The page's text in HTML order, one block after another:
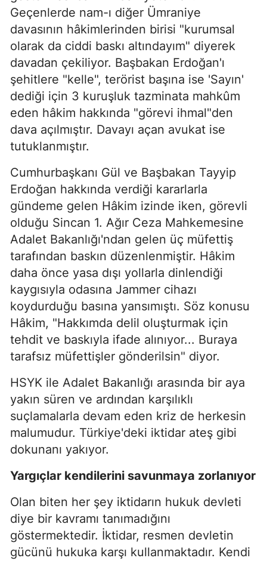
Geçenlerde nam-ı diğer Ümraniye
davasının hâkimlerinden birisi "kurumsal
olarak da ciddi baskı altındayım" diyerek
davadan çekiliyor. Başbakan Erdoğan'ı
şehitlere "kelle", terörist başına ise 'Sayın'
dediği için 3 kuruşluk tazminata mahkûm
eden hâkim hakkında "görevi ihmal"den
dava açılmıştır. Davayı açan avukat ise
tutuklanmıştır.
Cumhurbaşkanı Gül ve Başbakan Tayyip
Erdoğan hakkında verdiği kararlarla
gündeme gelen Hâkim izinde iken, görevli
olduğu Sincan 1. Ağır Ceza Mahkemesine
Adalet Bakanlığı'ndan gelen üç müfettiş
tarafından baskın düzenlenmiştir. Hâkim
daha önce yasa dışı yollarla dinlendiği
kaygısıyla odasına Jammer cihazı
koydurduğu basına yansımıştı. Söz konusu
Hâkim, "Hakkımda delil oluşturmak için
tehdit ve baskıyla ifade alınıyor... Buraya
tarafsız müfettişler gönderilsin" diyor.
HSYK ile Adalet Bakanlığı arasında bir aya
yakın süren ve ardından karşılıklı
suçlamalarla devam eden kriz de herkesin
malumudur. Türkiye'deki iktidar ateş gibi
dokunanı yakıyor.
Yargıçlar kendilerini savunmaya zorlanıyor
Olan biten her şey iktidarın hukuk devleti
diye bir kavramı tanımadığını
göstermektedir. İktidar, resmen devletin
gücünü hukuka karşı kullanmaktadır. Kendi